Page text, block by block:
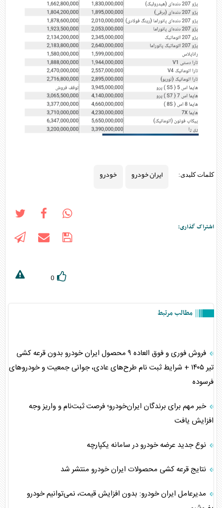
کلمات کلیدی: ایران خودرو خودرو
اشتراک گذاری:
0
مطالب مرتبط
فروش فوری و فوق العاده ۹ محصول ایران خودرو بدون قرعه کشی
تیر ۱۴۰۵ + شرایط ثبت نام طرح‌های عادی، جوانی جمعیت و خودرو‌های
فرسوده
خبر مهم برای برندگان ایران‌خودرو؛ فرصت ثبت‌نام و واریز وجه
افزایش یافت
نوع جدید عرضه خودرو در سامانه یکپارچه
نتایج قرعه کشی محصولات ایران خودرو منتشر شد
مدیرعامل ایران خودرو: بدون افزایش قیمت، نمی‌توانیم خودرو